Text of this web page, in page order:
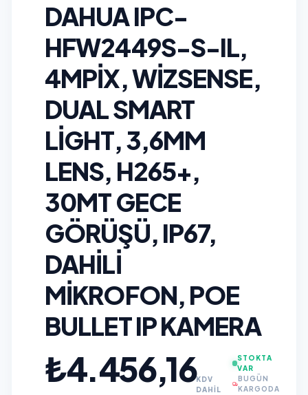
DAHUA IPC-
HFW2449S-S-IL,
4MPIX, WIZSENSE,
DUAL SMART
LIGHT, 3,6MM
LENS, H265+,
30MT GECE
GÖRÜŞÜ, IP67,
DAHILI
MIKROFON, POE
BULLET IP KAMERA
₺4.456,16KDV
DAHİL
STOKTA
VAR
BUGÜN
KARGODA